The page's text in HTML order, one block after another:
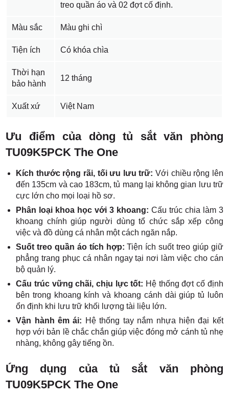
treo quần áo và 02 đợt cố định.
Màu sắc Màu ghi chì
Tiện ích Có khóa chìa
Thời hạn
bảo hành
12 tháng
Xuất xứ Việt Nam
Ưu điểm của dòng tủ sắt văn phòng
TU09K5PCK The One
Kích thước rộng rãi, tối ưu lưu trữ: Với chiều rộng lên
đến 135cm và cao 183cm, tủ mang lại không gian lưu trữ
cực lớn cho mọi loại hồ sơ.
Phân loại khoa học với 3 khoang: Cấu trúc chia làm 3
khoang chính giúp người dùng tổ chức sắp xếp công
việc và đồ dùng cá nhân một cách ngăn nắp.
Suốt treo quần áo tích hợp:Tiện ích suốt treo giúp giữ
phẳng trang phục cá nhân ngay tại nơi làm việc cho cán
bộ quản lý.
Cấu trúc vững chãi, chịu lực tốt: Hệ thống đợt cố định
bên trong khoang kính và khoang cánh dài giúp tủ luôn
ổn định khi lưu trữ khối lượng tài liệu lớn.
Vận hành êm ái: Hệ thống tay nắm nhựa hiện đại kết
hợp với bản lề chắc chắn giúp việc đóng mở cánh tủ nhẹ
nhàng, không gây tiếng ồn.
Ứng dụng của tủ sắt văn phòng
TU09K5PCK The One